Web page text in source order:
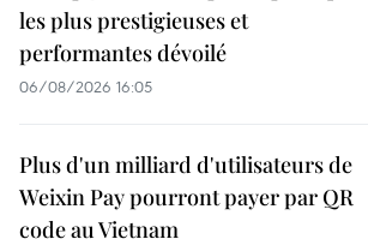
les plus prestigieuses et
performantes dévoilé
06/08/2026 16:05
Plus d'un milliard d'utilisateurs de
Weixin Pay pourront payer par QR
code au Vietnam